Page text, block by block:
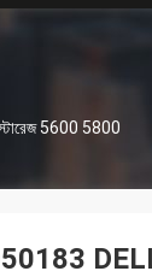
5600 5800